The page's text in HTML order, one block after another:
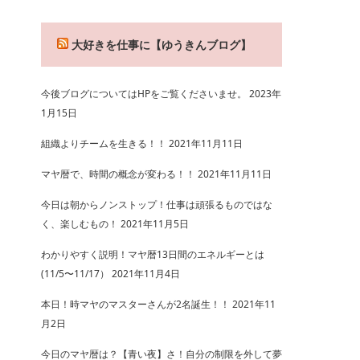
大好きを仕事に【ゆうきんブログ】
今後ブログについてはHPをご覧くださいませ。
2023年
1月15日
組織よりチームを生きる！！ 2021年11月11日
マヤ暦で、時間の概念が変わる！！ 2021年11月11日
今日は朝からノンストップ！仕事は頑張るものではな
く、楽しむもの！ 2021年11月5日
わかりやすく説明！マヤ暦13日間のエネルギーとは
(11/5〜11/17） 2021年11月4日
本日！時マヤのマスターさんが2名誕生！！ 2021年11
月2日
今日のマヤ暦は？【青い夜】さ！自分の制限を外して夢